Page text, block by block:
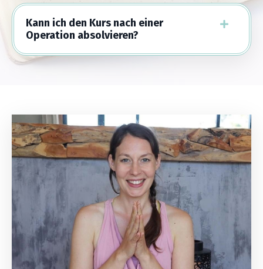
Kann ich den Kurs nach einer
Operation absolvieren?